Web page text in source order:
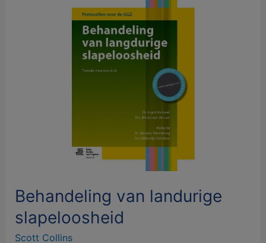
Behandeling van landurige
slapeloosheid
Scott Collins